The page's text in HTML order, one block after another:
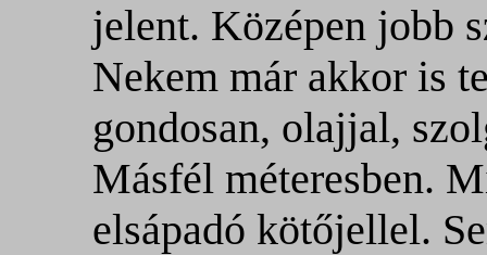
jelent. Középen jobb
Nekem már akkor is
gondosan, olajjal,
Másfél méteresben.
elsápadó kötőjellel.